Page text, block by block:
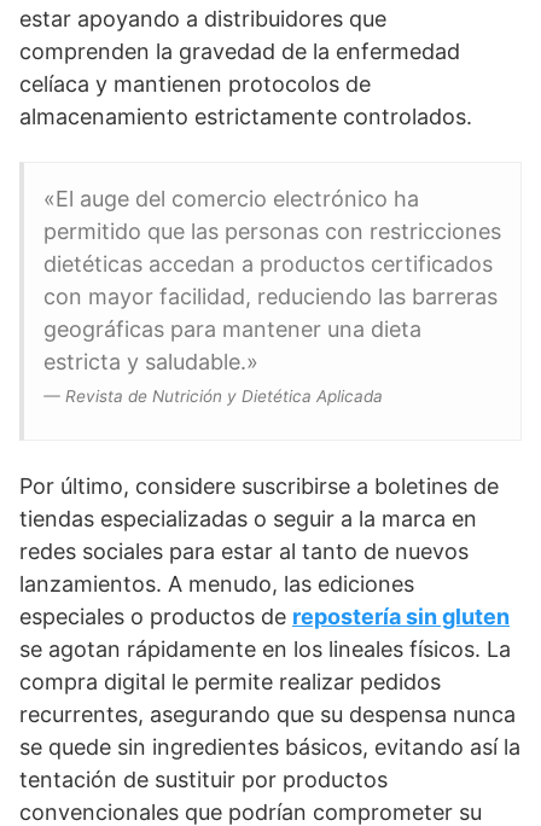
estar apoyando a distribuidores que
comprenden la gravedad de la enfermedad
celíaca y mantienen protocolos de
almacenamiento estrictamente controlados.
«El auge del comercio electrónico ha
permitido que las personas con restricciones
dietéticas accedan a productos certificados
con mayor facilidad, reduciendo las barreras
geográficas para mantener una dieta
estricta y saludable.»
— Revista de Nutrición y Dietética Aplicada
Por último, considere suscribirse a boletines de
tiendas especializadas o seguir a la marca en
redes sociales para estar al tanto de nuevos
lanzamientos. A menudo, las ediciones
especiales o productos de repostería sin gluten
se agotan rápidamente en los lineales físicos. La
compra digital le permite realizar pedidos
recurrentes, asegurando que su despensa nunca
se quede sin ingredientes básicos, evitando así la
tentación de sustituir por productos
convencionales que podrían comprometer su